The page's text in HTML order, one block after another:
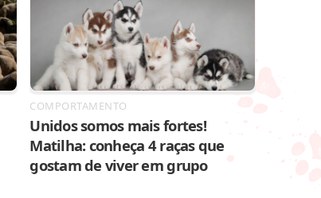
COMPORTAMENTO
Unidos somos mais fortes!
Matilha: conheça 4 raças que
gostam de viver em grupo